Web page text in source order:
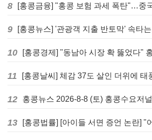
8
9
10
11
12 홍콩뉴스 2026-8-8 (토) 홍콩수요저널
13